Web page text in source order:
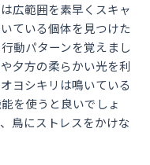
広範囲を素早くスキャ
ている個体を見つけた
動パターンを覚えまし
夕方の柔らかい光を利
ヨシキリは鳴いている
を使うと良いでしょ
鳥にストレスをかけな